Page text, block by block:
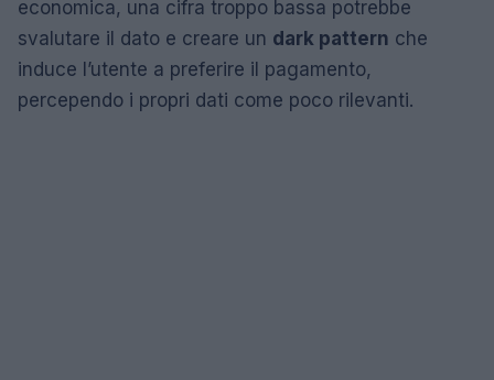
economica, una cifra troppo bassa potrebbe
svalutare il dato e creare un dark pattern che
induce l’utente a preferire il pagamento,
percependo i propri dati come poco rilevanti.